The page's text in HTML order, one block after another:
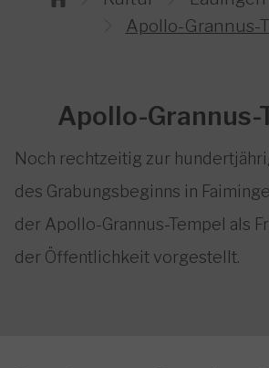
Apollo-Grannus-
Apollo-Grannus-
Noch rechtzeitig zur
des Grabungsbeginns in
der Apollo-Grannus-Tempel als
der Öffentlichkeit vorgestellt.